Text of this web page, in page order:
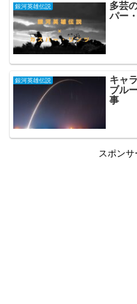
銀河英雄伝説
多芸
パー
銀河英雄伝説
キャ
ブル
事
スポンサ